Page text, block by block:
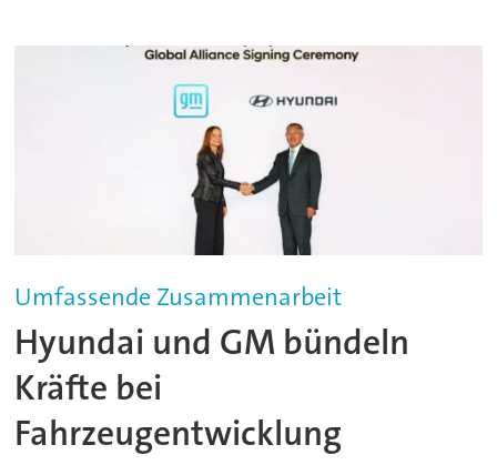
Umfassende Zusammenarbeit
Hyundai und GM bündeln
Kräfte bei
Fahrzeugentwicklung